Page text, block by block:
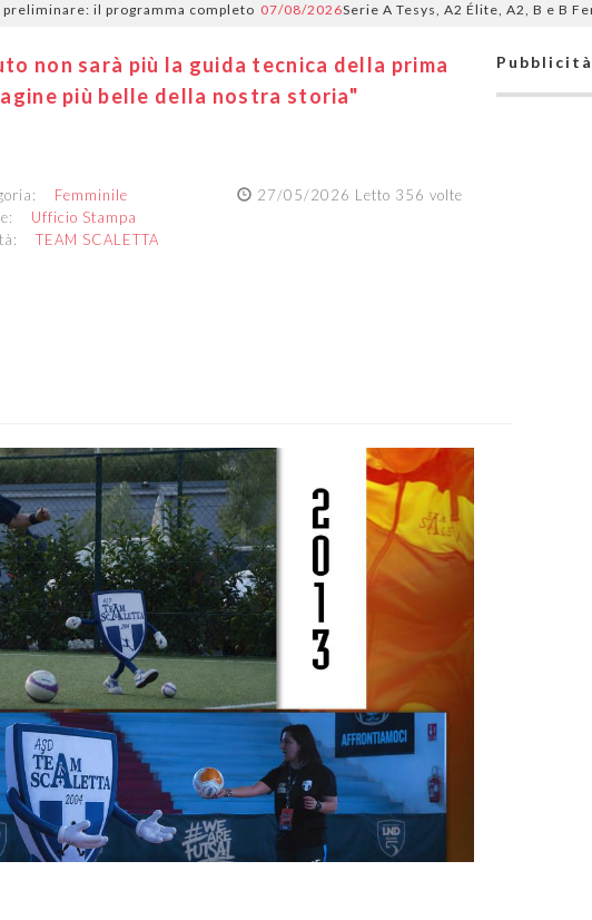
il programma completo 07/08/2026Serie A Tesys, A2 Élite, A2, B e B
non sarà più la guida tecnica della prima
più belle della nostra storia"
27/05/2026 Letto 356 volte
Femminile
Ufficio Stampa
TEAM SCALETTA
Pubblicità